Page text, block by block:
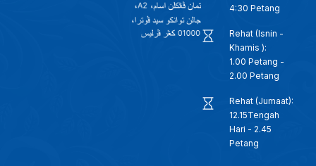
4:30 Petang
Rehat (Isnin -
Khamis ):
1.00 Petang -
2.00 Petang
Rehat (Jumaat):
12.15Tengah
Hari - 2.45
Petang